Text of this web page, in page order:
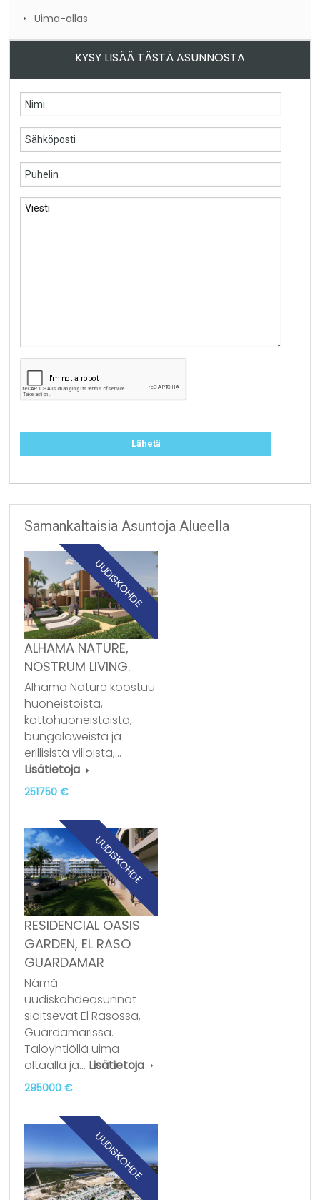
Uima-allas
KYSY LISÄÄ TÄSTÄ ASUNNOSTA
Samankaltaisia Asuntoja Alueella
UUDISKOHDE
ALHAMA NATURE,
NOSTRUM LIVING.
Alhama Nature koostuu
huoneistoista,
kattohuoneistoista,
bungaloweista ja
erillisistä villoista,…
Lisätietoja
251750 €
UUDISKOHDE
RESIDENCIAL OASIS
GARDEN, EL RASO
GUARDAMAR
Nämä
uudiskohdeasunnot
siaitsevat El Rasossa,
Guardamarissa.
Taloyhtiöllä uima-
altaalla ja… Lisätietoja
295000 €
UUDISKOHDE